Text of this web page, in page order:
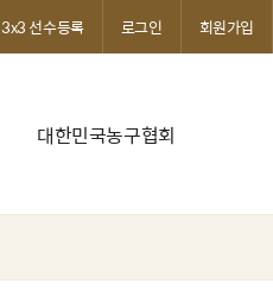
대한민국농구협회
3x3 선수등록 로그인 회원가입